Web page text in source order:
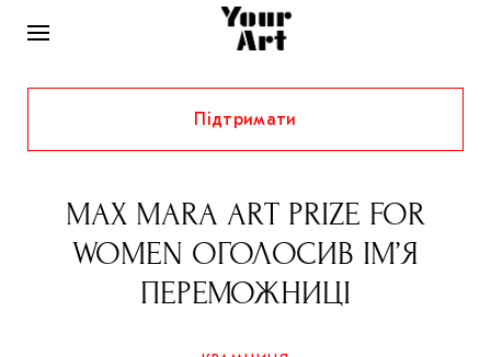
НОВИНИ
ІНТЕРВ’Ю
ХУДОЖНИКИ
КУРАТОРИ
РІДНИЙ КРАЙ
ФЕСТИВАЛІ
СТАТТІ
Підтримати
MAX MARA ART PRIZE FOR
WOMEN ОГОЛОСИВ ІМ’Я
ПЕРЕМОЖНИЦІ